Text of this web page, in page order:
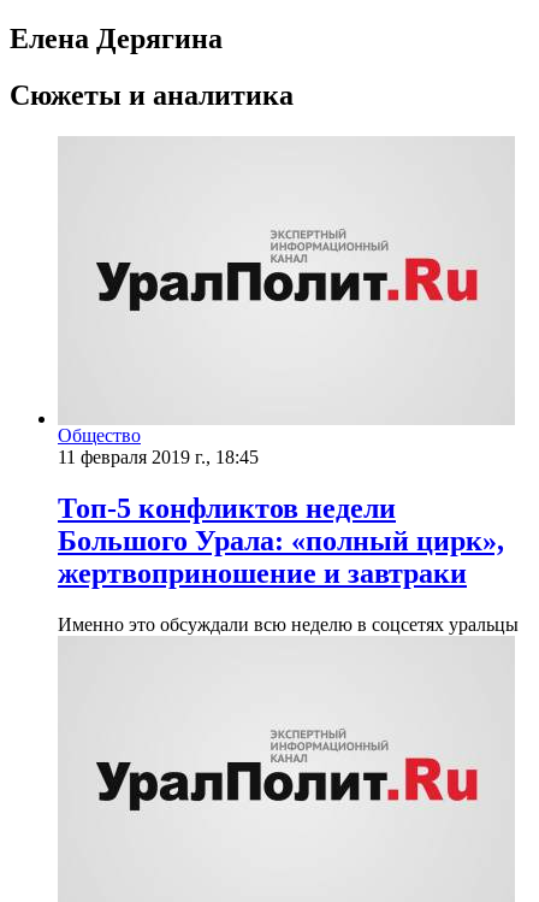
Елена Дерягина
Сюжеты и аналитика
Общество
11 февраля 2019 г., 18:45
Топ-5 конфликтов недели
Большого Урала: «полный цирк»,
жертвоприношение и завтраки
Именно это обсуждали всю неделю в соцсетях уральцы